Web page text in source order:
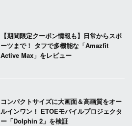
【期間限定クーポン情報も】日常からスポ
ーツまで！ タフで多機能な「Amazfit
Active Max」をレビュー
コンパクトサイズに大画面＆高画質をオー
ルインワン！ ETOEモバイルプロジェクタ
ー「Dolphin 2」を検証